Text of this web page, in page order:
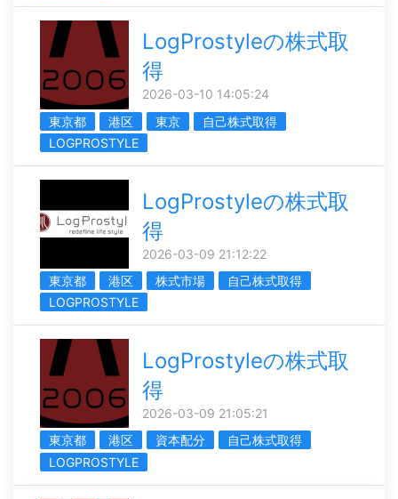
LogProstyleの株式取
得
2026-03-10 14:05:24
東京都
港区 東京
自己株式取得
LOGPROSTYLE
LogProstyleの株式取
得
2026-03-09 21:12:22
東京都
港区 株式市場
自己株式取得
LOGPROSTYLE
LogProstyleの株式取
得
2026-03-09 21:05:21
東京都
港区 資本配分
自己株式取得
LOGPROSTYLE